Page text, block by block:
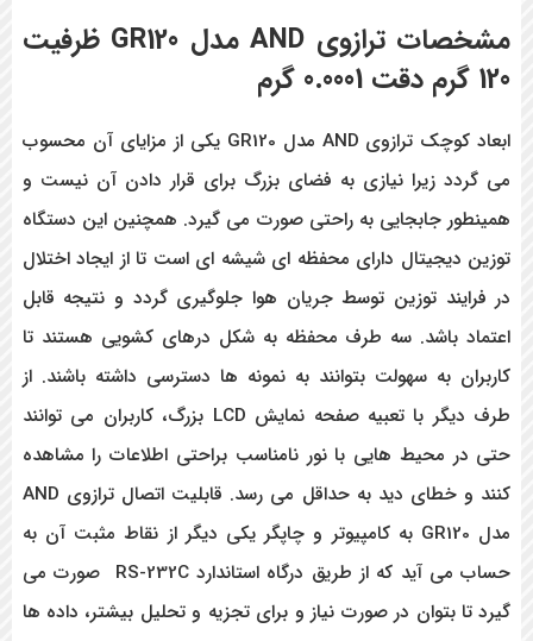
مشخصاتترازوی AND مدل GR120 ظرفیت
120 گرم دقت 0.0001 گرم
ابعاد کوچک ترازوی AND مدل GR120 یکی از مزایای آن محسوب
می گردد زیرا نیازی به فضای بزرگ برای قرار دادن آن نیست و
همینطور جابجایی به راحتی صورت می گیرد. همچنین این دستگاه
توزین دیجیتال دارای محفظه ای شیشه ای است تا از ایجاد اختلال
در فرایند توزین توسط جریان هوا جلوگیری گردد و نتیجه قابل
اعتماد باشد. سه طرف محفظه به شکل درهای کشویی هستند تا
کاربران به سهولت بتوانند به نمونه ها دسترسی داشته باشند. از
طرف دیگر با تعبیه صفحه نمایش LCD بزرگ، کاربران می توانند
حتی در محیط هایی با نور نامناسب براحتی اطلاعات را مشاهده
کنند و خطای دید به حداقل می رسد. قابلیت اتصال ترازوی AND
مدل GR120 به کامپیوتر و چاپگر یکی دیگر از نقاط مثبت آن به
حساب می آید که از طریق درگاه استاندارد RS-232C صورت می
گیرد تا بتوان در صورت نیاز و برای تجزیه و تحلیل بیشتر، داده ها